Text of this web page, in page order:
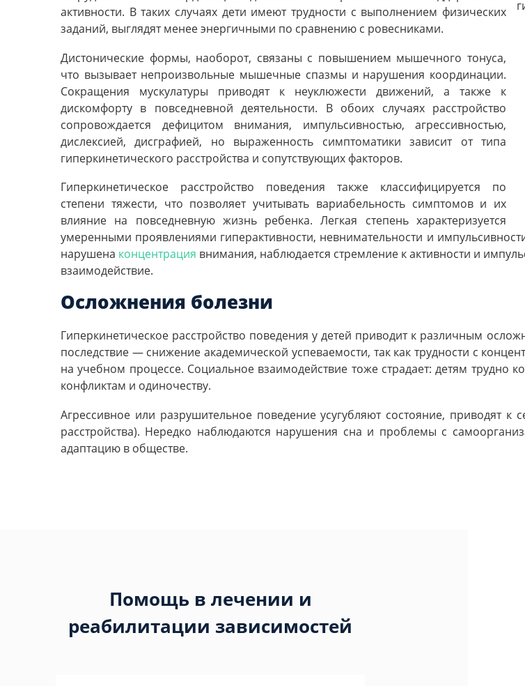
активности. В таких случаях дети имеют трудности с выполнением физических
заданий, выглядят менее энергичными по сравнению с ровесниками.
Дистонические формы, наоборот, связаны с повышением мышечного тонуса,
что вызывает непроизвольные мышечные спазмы и нарушения координации.
Сокращения мускулатуры приводят к неуклюжести движений, а также к
дискомфорту в повседневной деятельности. В обоих случаях расстройство
сопровождается дефицитом внимания, импульсивностью, агрессивностью,
дислексией, дисграфией, но выраженность симптоматики зависит от типа
гиперкинетического расстройства и сопутствующих факторов.
Гиперкинетическое расстройство поведения также классифицируется по
степени тяжести, что позволяет учитывать вариабельность симптомов и их
влияние на повседневную жизнь ребенка. Легкая степень характеризуется
умеренными проявлениями гиперактивности, невнимательности и
нарушена концентрация внимания, наблюдается стремление к активности и
взаимодействие.
Осложнения болезни
Гиперкинетическое расстройство поведения у детей приводит к различным
последствие — снижение академической успеваемости, так как трудности с
на учебном процессе. Социальное взаимодействие тоже страдает: детям трудно
конфликтам и одиночеству.
Агрессивное или разрушительное поведение усугубляют состояние, приводят
расстройства). Нередко наблюдаются нарушения сна и проблемы с
адаптацию в обществе.
Помощь в лечении и
реабилитации зависимостей